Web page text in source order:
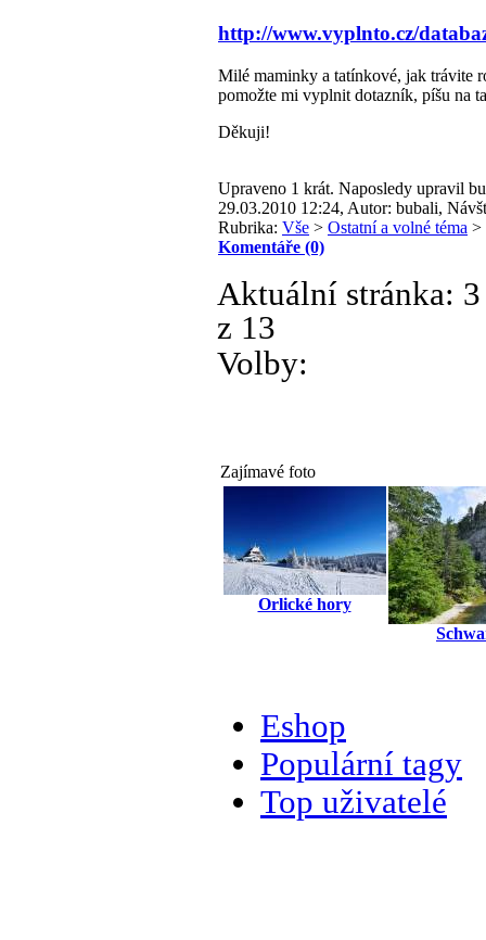
http://www.vyplnto.cz/
Milé maminky a tatínkové, jak trávite
pomožte mi vyplnit dotazník, píšu na
Děkuji!
Upraveno 1 krát. Naposledy upravil
29.03.2010 12:24, Autor: bubali,
Rubrika: Vše > Ostatní a volné téma >
Komentáře (0)
Aktuální stránka: 3
z 13
Volby:
Zajímavé foto
Orlické hory
Eshop
Populární tagy
Top uživatelé